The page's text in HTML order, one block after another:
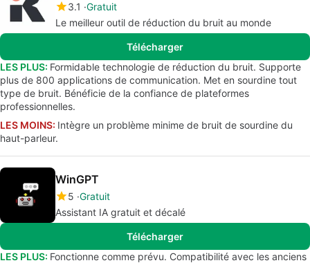
3.1 Gratuit
Le meilleur outil de réduction du bruit au monde
Télécharger
LES PLUS: Formidable technologie de réduction du bruit. Supporte
plus de 800 applications de communication. Met en sourdine tout
type de bruit. Bénéficie de la confiance de plateformes
professionnelles.
LES MOINS: Intègre un problème minime de bruit de sourdine du
haut-parleur.
WinGPT
5 Gratuit
Assistant IA gratuit et décalé
Télécharger
LES PLUS: Fonctionne comme prévu. Compatibilité avec les anciens